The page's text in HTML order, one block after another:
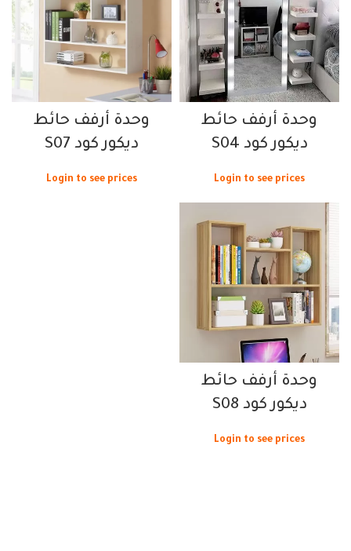
وحدة أرفف حائط
ديكور كود S04
Login to see prices
وحدة أرفف حائط
ديكور كود S07
Login to see prices
وحدة أرفف حائط
ديكور كود S08
Login to see prices